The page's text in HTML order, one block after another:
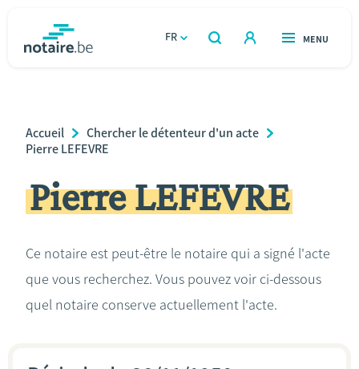
FR
OUVERT
RECHERCHER
OUVERT
MENU
Relations et vivre ensemble
Héritage et donations
Le notaire
Breadcrumb
Accueil
Chercher le détenteur d'un acte
Pierre LEFEVRE
Pierre LEFEVRE
Ce notaire est peut-être le notaire qui a signé l'acte
que vous recherchez. Vous pouvez voir ci-dessous
quel notaire conserve actuellement l'acte.